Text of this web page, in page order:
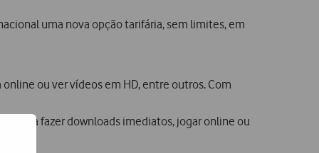
uma nova opção tarifária, sem limites, em
ou ver vídeos em HD, entre outros. Com
para fazer downloads imediatos, jogar online ou